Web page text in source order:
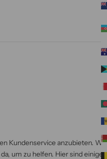
Kundenservice anzubieten. Wir
um zu helfen. Hier sind einige